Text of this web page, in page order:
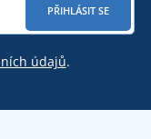
PŘIHLÁSIT SE
údajů.